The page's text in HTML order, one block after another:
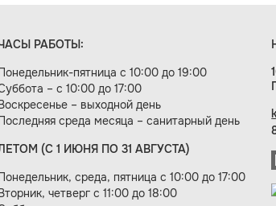
РАБОТЫ:
пятница с 10:00 до 19:00
– с 10:00 до 17:00
– выходной день
среда месяца – санитарный день
(С 1 ИЮНЯ ПО 31 АВГУСТА)
среда, пятница с 10:00 до 17:00
четверг с 11:00 до 18:00
студия «Цифровой век»